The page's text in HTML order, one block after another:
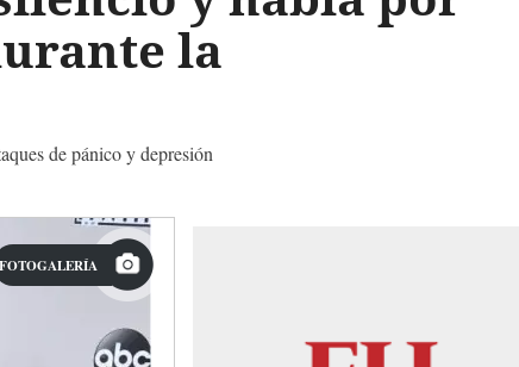
la
de pánico y depresión
FOTOGALERÍA